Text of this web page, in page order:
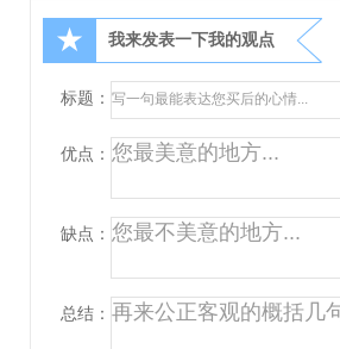
★ 我来发表一下我的观点
标题：
优点：
缺点：
总结：